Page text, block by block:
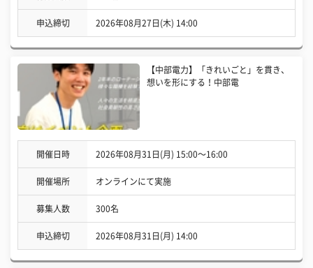
申込締切 2026年08月27日(木) 14:00
【中部電力】「きれいごと」を貫き、
想いを形にする！中部電
開催日時 2026年08月31日(月) 15:00〜16:00
開催場所 オンラインにて実施
募集人数 300名
申込締切 2026年08月31日(月) 14:00